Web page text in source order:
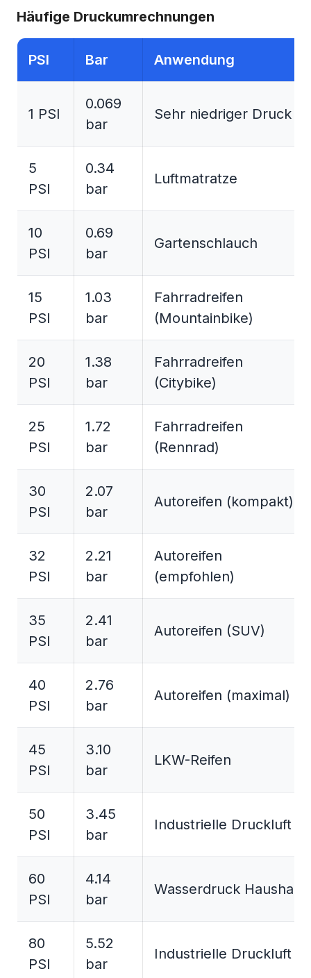
Häufige Druckumrechnungen
PSI Bar Anwendung
1 PSI
0.069
bar
Sehr niedriger Druck
5
PSI
0.34
bar
Luftmatratze
10
PSI
0.69
bar
Gartenschlauch
15
PSI
1.03
bar
Fahrradreifen
(Mountainbike)
20
PSI
1.38
bar
Fahrradreifen
(Citybike)
25
PSI
1.72
bar
Fahrradreifen
(Rennrad)
30
PSI
2.07
bar
Autoreifen (kompakt)
32
PSI
2.21
bar
Autoreifen
(empfohlen)
35
PSI
2.41
bar
Autoreifen (SUV)
40
PSI
2.76
bar
Autoreifen (maximal)
45
PSI
3.10
bar
LKW-Reifen
50
PSI
3.45
bar
Industrielle Druckluft
60
PSI
4.14
bar
Wasserdruck Haushalt
80
PSI
5.52
bar
Industrielle Druckluft